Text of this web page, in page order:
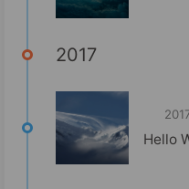
2017
Hello